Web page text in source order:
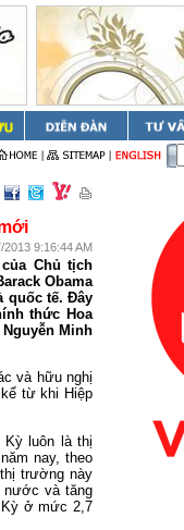
2013 9:16:44 AM
Chủ tịch
Obama
quốc tế. Đây
thức Hoa
Minh
và hữu nghị
từ khi Hiệp
luôn là thị
nay, theo
trường này
nước và tăng
Kỳ ở mức 2,7